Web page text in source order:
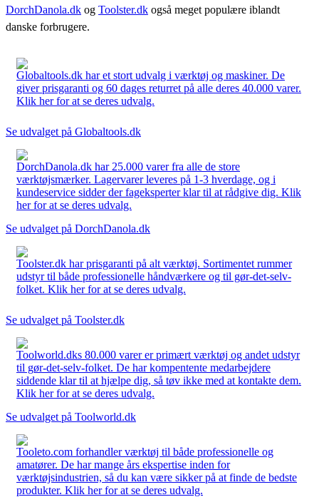
DorchDanola.dk og Toolster.dk også meget populære iblandt
danske forbrugere.
Globaltools.dk har et stort udvalg i værktøj og maskiner. De
giver prisgaranti og 60 dages returret på alle deres 40.000 varer.
Klik her for at se deres udvalg.
Se udvalget på Globaltools.dk
DorchDanola.dk har 25.000 varer fra alle de store
værktøjsmærker. Lagervarer leveres på 1-3 hverdage, og i
kundeservice sidder der fageksperter klar til at rådgive dig. Klik
her for at se deres udvalg.
Se udvalget på DorchDanola.dk
Toolster.dk har prisgaranti på alt værktøj. Sortimentet rummer
udstyr til både professionelle håndværkere og til gør-det-selv-
folket. Klik her for at se deres udvalg.
Se udvalget på Toolster.dk
Toolworld.dks 80.000 varer er primært værktøj og andet udstyr
til gør-det-selv-folket. De har kompentente medarbejdere
siddende klar til at hjælpe dig, så tøv ikke med at kontakte dem.
Klik her for at se deres udvalg.
Se udvalget på Toolworld.dk
Tooleto.com forhandler værktøj til både professionelle og
amatører. De har mange års ekspertise inden for
værktøjsindustrien, så du kan være sikker på at finde de bedste
produkter. Klik her for at se deres udvalg.